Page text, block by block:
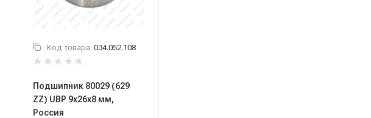
Код товара: 034.052.108
Подшипник 80029 (629
ZZ) UBP 9x26x8 мм,
Россия